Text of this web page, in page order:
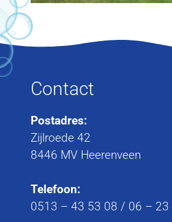
Contact
Postadres:
Zijlroede 42
8446 MV Heerenveen
Telefoon:
0513 – 43 53 08 / 06 – 23